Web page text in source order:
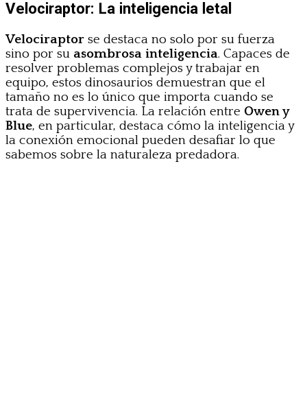
Velociraptor: La inteligencia letal
Velociraptor se destaca no solo por su fuerza
sino por su asombrosa inteligencia. Capaces de
resolver problemas complejos y trabajar en
equipo, estos dinosaurios demuestran que el
tamaño no es lo único que importa cuando se
trata de supervivencia. La relación entre Owen y
Blue, en particular, destaca cómo la inteligencia y
la conexión emocional pueden desafiar lo que
sabemos sobre la naturaleza predadora.